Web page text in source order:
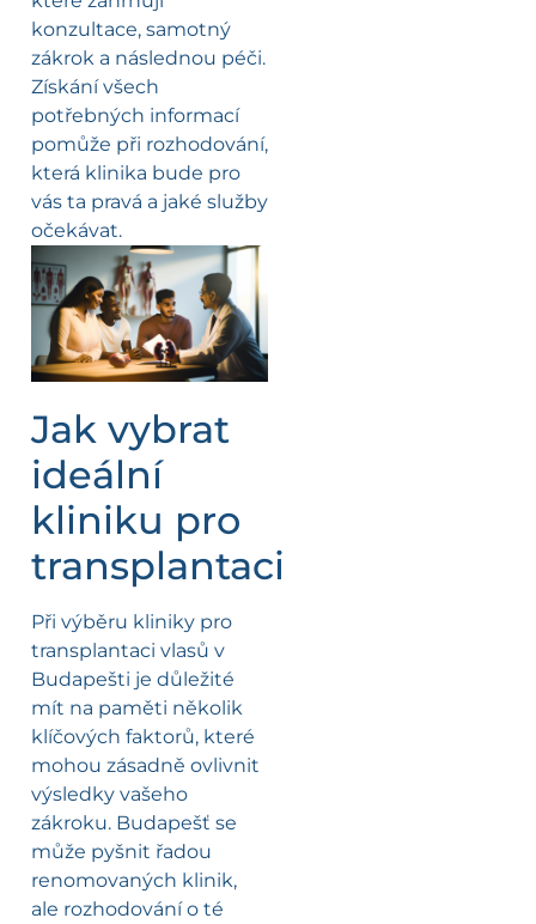
konzultace, samotný
zákrok a následnou péči.
Získání všech
potřebných informací
pomůže při rozhodování,
která klinika bude pro
vás ta pravá a jaké služby
očekávat.
Jak vybrat
ideální
kliniku pro
transplantaci
Při výběru kliniky pro
transplantaci vlasů v
Budapešti je důležité
mít na paměti několik
klíčových faktorů, které
mohou zásadně ovlivnit
výsledky vašeho
zákroku. Budapešť se
může pyšnit řadou
renomovaných klinik,
ale rozhodování o té